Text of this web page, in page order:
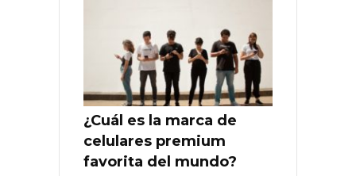
¿Cuál es la marca de
celulares premium
favorita del mundo?